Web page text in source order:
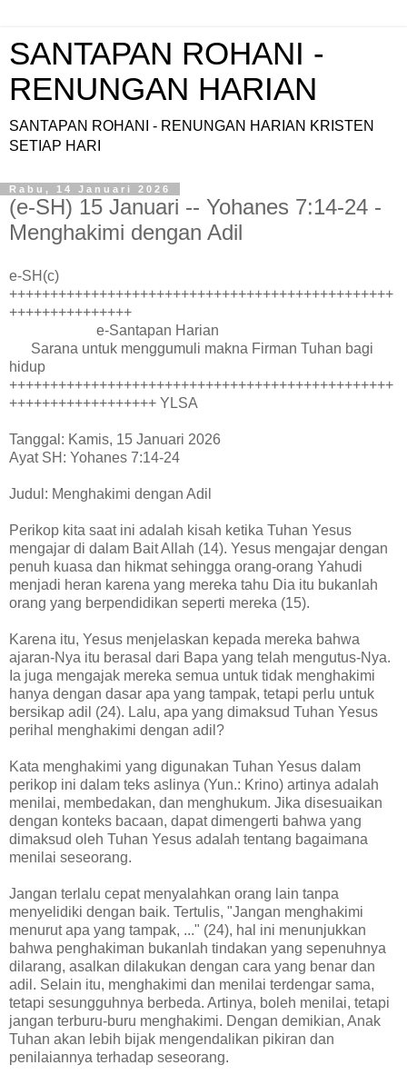
SANTAPAN ROHANI -
RENUNGAN HARIAN
SANTAPAN ROHANI - RENUNGAN HARIAN KRISTEN
SETIAP HARI
Rabu, 14 Januari 2026
(e-SH) 15 Januari -- Yohanes 7:14-24 -
Menghakimi dengan Adil
e-SH(c)
+++++++++++++++++++++++++++++++++++++++++++++++
+++++++++++++++
e-Santapan Harian
Sarana untuk menggumuli makna Firman Tuhan bagi
hidup
+++++++++++++++++++++++++++++++++++++++++++++++
++++++++++++++++++ YLSA
Tanggal: Kamis, 15 Januari 2026
Ayat SH: Yohanes 7:14-24
Judul: Menghakimi dengan Adil
Perikop kita saat ini adalah kisah ketika Tuhan Yesus
mengajar di dalam Bait Allah (14). Yesus mengajar dengan
penuh kuasa dan hikmat sehingga orang-orang Yahudi
menjadi heran karena yang mereka tahu Dia itu bukanlah
orang yang berpendidikan seperti mereka (15).
Karena itu, Yesus menjelaskan kepada mereka bahwa
ajaran-Nya itu berasal dari Bapa yang telah mengutus-Nya.
Ia juga mengajak mereka semua untuk tidak menghakimi
hanya dengan dasar apa yang tampak, tetapi perlu untuk
bersikap adil (24). Lalu, apa yang dimaksud Tuhan Yesus
perihal menghakimi dengan adil?
Kata menghakimi yang digunakan Tuhan Yesus dalam
perikop ini dalam teks aslinya (Yun.: Krino) artinya adalah
menilai, membedakan, dan menghukum. Jika disesuaikan
dengan konteks bacaan, dapat dimengerti bahwa yang
dimaksud oleh Tuhan Yesus adalah tentang bagaimana
menilai seseorang.
Jangan terlalu cepat menyalahkan orang lain tanpa
menyelidiki dengan baik. Tertulis, "Jangan menghakimi
menurut apa yang tampak, ..." (24), hal ini menunjukkan
bahwa penghakiman bukanlah tindakan yang sepenuhnya
dilarang, asalkan dilakukan dengan cara yang benar dan
adil. Selain itu, menghakimi dan menilai terdengar sama,
tetapi sesungguhnya berbeda. Artinya, boleh menilai, tetapi
jangan terburu-buru menghakimi. Dengan demikian, Anak
Tuhan akan lebih bijak mengendalikan pikiran dan
penilaiannya terhadap seseorang.